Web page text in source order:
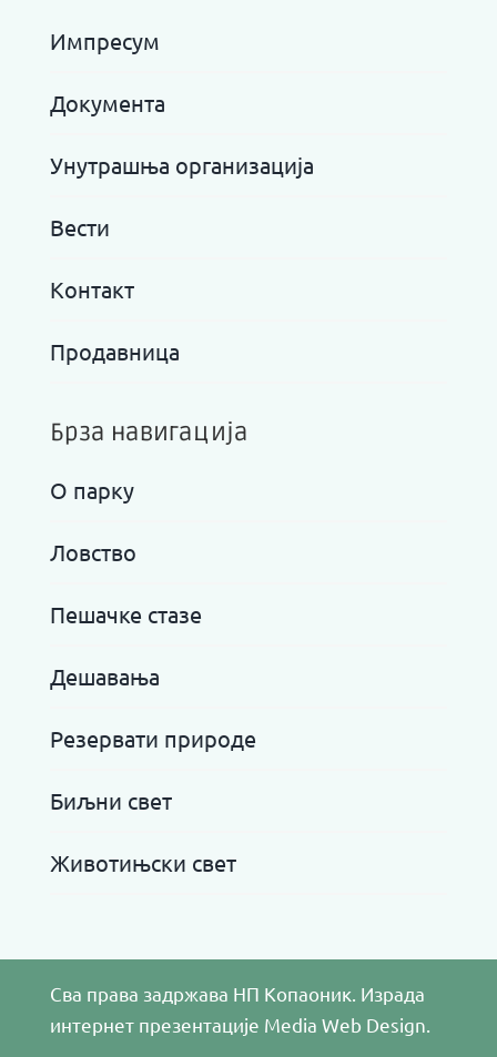
Импресум
Документа
Унутрашња организација
Вести
Контакт
Продавница
Брза навигација
О парку
Ловство
Пешачке стазе
Дешавања
Резервати природе
Биљни свет
Животињски свет
Сва права задржава НП Копаоник. Израда
интернет презентације Media Web Design.